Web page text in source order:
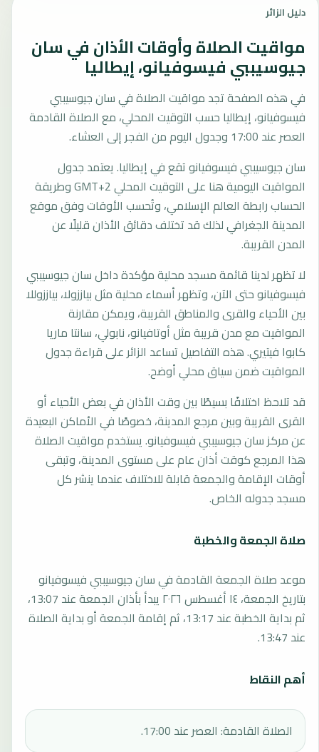
دليل الزائر
مواقيت الصلاة وأوقات الأذان في سان
جيوسيببي فيسوفيانو، إيطاليا
في هذه الصفحة تجد مواقيت الصلاة في سان جيوسيببي
فيسوفيانو، إيطاليا حسب التوقيت المحلي، مع الصلاة القادمة
العصر عند 17:00 وجدول اليوم من الفجر إلى العشاء.
سان جيوسيببي فيسوفيانو تقع في إيطاليا. يعتمد جدول
المواقيت اليومية هنا على التوقيت المحلي GMT+2 وطريقة
الحساب رابطة العالم الإسلامي، وتُحسب الأوقات وفق موقع
المدينة الجغرافي لذلك قد تختلف دقائق الأذان قليلًا عن
المدن القريبة.
لا تظهر لدينا قائمة مسجد محلية مؤكدة داخل سان جيوسيببي
فيسوفيانو حتى الآن، وتظهر أسماء محلية مثل بياززولا، بياززوللا
بين الأحياء والقرى والمناطق القريبة، ويمكن مقارنة
المواقيت مع مدن قريبة مثل أوتافيانو، نابولي، سانتا ماريا
كابوا فيتيري. هذه التفاصيل تساعد الزائر على قراءة جدول
المواقيت ضمن سياق محلي أوضح.
قد تلاحظ اختلافًا بسيطًا بين وقت الأذان في بعض الأحياء أو
القرى القريبة وبين مرجع المدينة، خصوصًا في الأماكن البعيدة
عن مركز سان جيوسيببي فيسوفيانو. يستخدم مواقيت الصلاة
هذا المرجع كوقت أذان عام على مستوى المدينة، وتبقى
أوقات الإقامة والجمعة قابلة للاختلاف عندما ينشر كل
مسجد جدوله الخاص.
صلاة الجمعة والخطبة
موعد صلاة الجمعة القادمة في سان جيوسيببي فيسوفيانو
بتاريخ الجمعة، ١٤ أغسطس ٢٠٢٦ يبدأ بأذان الجمعة عند 13:07،
ثم بداية الخطبة عند 13:17، ثم إقامة الجمعة أو بداية الصلاة
عند 13:47.
أهم النقاط
الصلاة القادمة: العصر عند 17:00.